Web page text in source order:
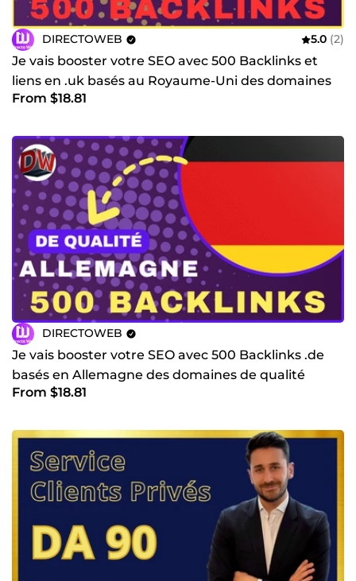
DIRECTOWEB 5.0 (2)
Je vais booster votre SEO avec 500 Backlinks et
liens en .uk basés au Royaume-Uni des domaines
de qualité
From $18.81
DIRECTOWEB
Je vais booster votre SEO avec 500 Backlinks .de
basés en Allemagne des domaines de qualité
From $18.81